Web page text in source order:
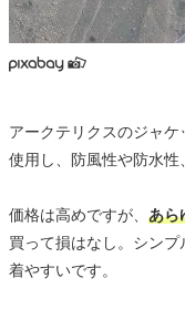
アークテリクスのジャ
使用し、防風性や防水性
価格は高めですが、 あら
買って損はなし。シン
着やすいです。